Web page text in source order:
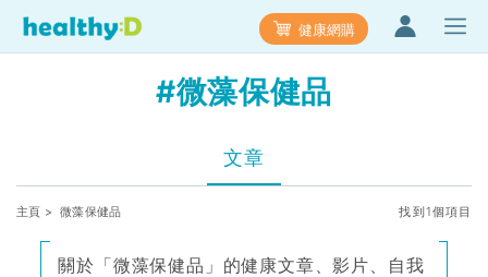
健康網購
#微藻保健品
文章
主頁 > 微藻保健品 找到1個項目
關於「微藻保健品」的健康文章、影片、自我